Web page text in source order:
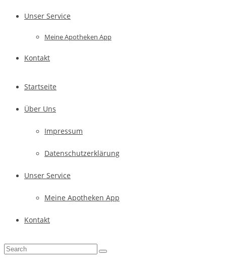
Unser Service
Meine Apotheken App
Kontakt
Startseite
Über Uns
Impressum
Datenschutzerklärung
Unser Service
Meine Apotheken App
Kontakt